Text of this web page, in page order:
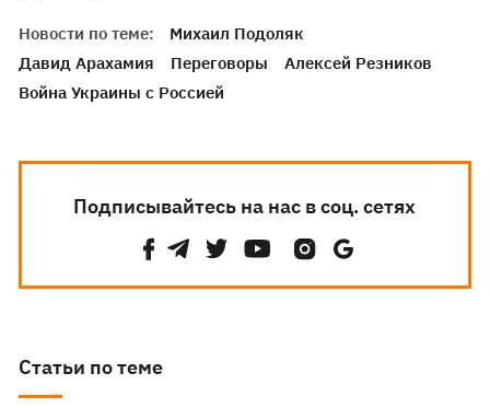
Новости по теме:
Михаил Подоляк
Давид Арахамия
Переговоры
Алексей Резников
Война Украины с Россией
Подписывайтесь на нас в соц. сетях
Статьи по теме